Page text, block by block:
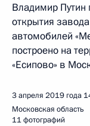
Владимир Путин
открытия
автомобилей
построено на
«Есипово» в
3 апреля 2019 года
Московская область
11 фотографий